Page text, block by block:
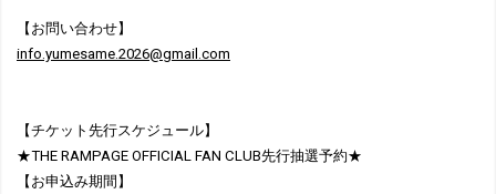
【お問い合わせ】
info.yumesame.2026@gmail.com
【チケット先行スケジュール】
★THE RAMPAGE OFFICIAL FAN CLUB先行抽選予約★
【お申込み期間】